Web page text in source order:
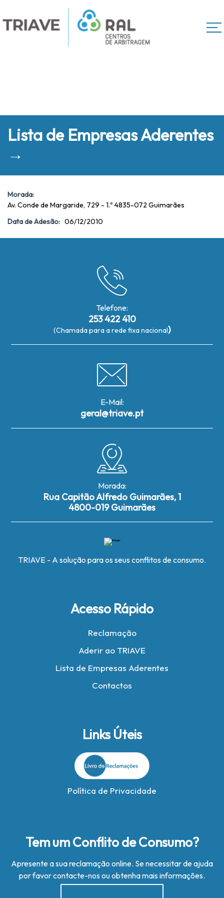
Lista de Empresas Aderentes
→
Morada:
Av. Conde de Margaride, 729 - 1.º 4835-072 Guimarães
Data de Adesão: 06/12/2010
Telefone:
253 422 410
(Chamada para a rede fixa nacional)
E-Mail:
geral@triave.pt
Morada:
Rua Capitão Alfredo Guimarães, 1
4800-019 Guimarães
TRIAVE - A solução para os seus conflitos de consumo.
Acesso Rápido
Reclamação
Aderir ao TRIAVE
Lista de Empresas Aderentes
Contactos
Links Úteis
Política de Privacidade
Tem um Conflito de Consumo?
Apresente a sua reclamação online. Se necessitar de ajuda
por favor contacte-nos ou obtenha mais informações.